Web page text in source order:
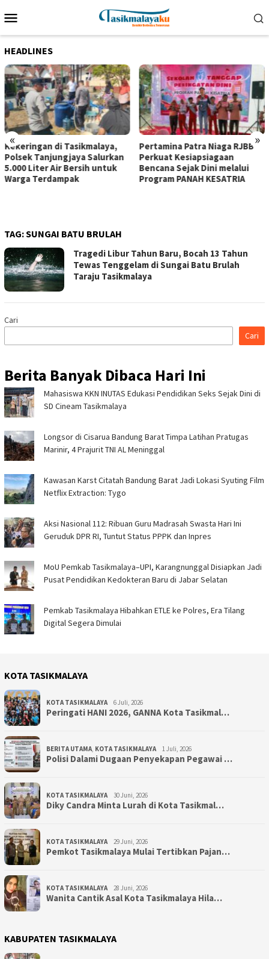
ke
Mobile
HEADLINES
« »
Kekeringan di Tasikmalaya,
Polsek Tanjungjaya Salurkan
5.000 Liter Air Bersih untuk
Warga Terdampak
Pertamina Patra Niaga RJBB
Perkuat Kesiapsiagaan
Bencana Sejak Dini melalui
Program PANAH KESATRIA
TAG:SUNGAI BATU BRULAH
Tragedi Libur Tahun Baru, Bocah 13 Tahun
Tewas Tenggelam di Sungai Batu Brulah
Taraju Tasikmalaya
Cari
Cari
Berita Banyak Dibaca Hari Ini
Mahasiswa KKN INUTAS Edukasi Pendidikan Seks Sejak Dini di
SD Cineam Tasikmalaya
Longsor di Cisarua Bandung Barat Timpa Latihan Pra­tugas
Marinir, 4 Prajurit TNI AL Meninggal
Kawasan Karst Citatah Bandung Barat Jadi Lokasi Syuting Film
Netflix Extraction: Tygo
Aksi Nasional 112: Ribuan Guru Madrasah Swasta Hari Ini
Geruduk DPR RI, Tuntut Status PPPK dan Inpres
MoU Pemkab Tasikmalaya–UPI, Karangnunggal Disiapkan Jadi
Pusat Pendidikan Kedokteran Baru di Jabar Selatan
Pemkab Tasikmalaya Hibahkan ETLE ke Polres, Era Tilang
Digital Segera Dimulai
KOTA TASIKMALAYA
KOTA TASIKMALAYA 6 Juli, 2026
Peringati HANI 2026, GANNA Kota Tasikmal…
BERITA UTAMA KOTA TASIKMALAYA 1 Juli, 2026
Polisi Dalami Dugaan Penyekapan Pegawai …
KOTA TASIKMALAYA 30 Juni, 2026
Diky Candra Minta Lurah di Kota Tasikmal…
KOTA TASIKMALAYA 29 Juni, 2026
Pemkot Tasikmalaya Mulai Tertibkan Pajan…
KOTA TASIKMALAYA 28 Juni, 2026
Wanita Cantik Asal Kota Tasikmalaya Hila…
KABUPATEN TASIKMALAYA